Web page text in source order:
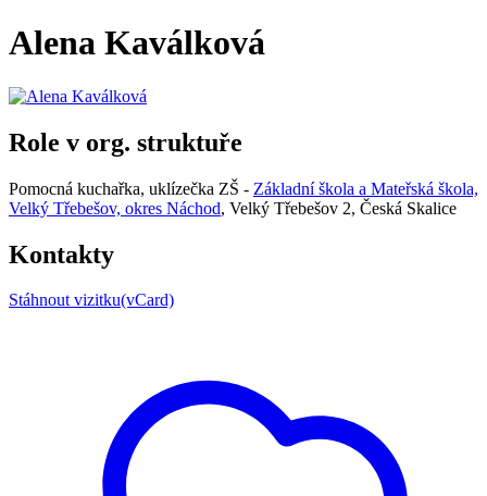
Alena Kaválková
Role v org. struktuře
Pomocná kuchařka, uklízečka ZŠ - Základní škola a Mateřská škola,
Velký Třebešov, okres Náchod, Velký Třebešov 2, Česká Skalice
Kontakty
Stáhnout vizitku(vCard)